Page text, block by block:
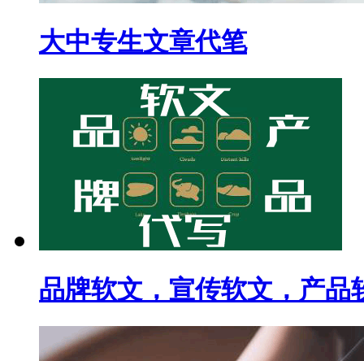
大中专生文章代笔
品牌软文，宣传软文，产品